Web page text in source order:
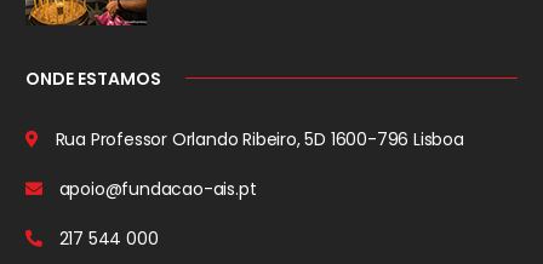
ONDE ESTAMOS
Rua Professor Orlando Ribeiro, 5D 1600-796 Lisboa
apoio@fundacao-ais.pt
217 544 000